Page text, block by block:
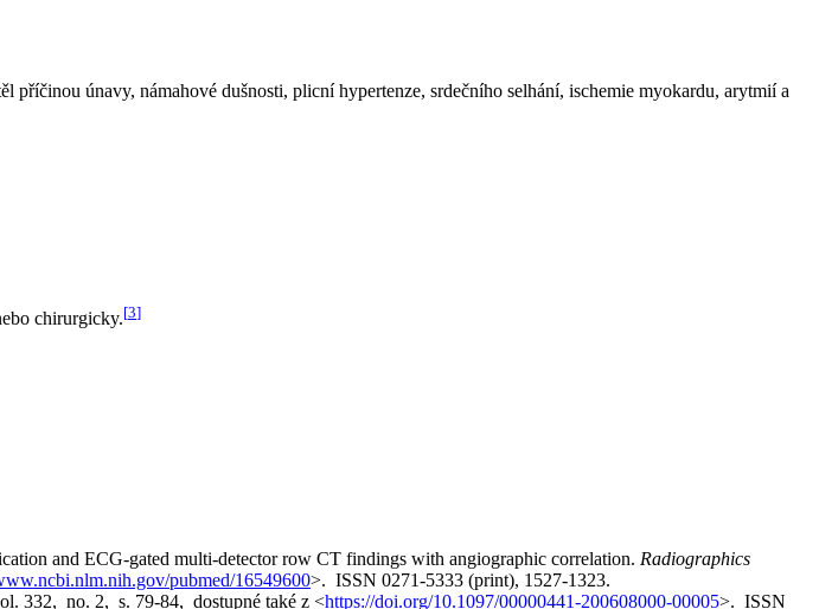
příčinou únavy, námahové dušnosti, plicní hypertenze, srdečního selhání, ischemie myokardu, arytmií a
chirurgicky.[3]
and ECG-gated multi-detector row CT findings with angiographic correlation. Radiographics
pubmed/16549600>. ISSN 0271-5333 (print), 1527-1323.
332, no. 2, s. 79-84, dostupné také z <https://doi.org/10.1097/00000441-200608000-00005>. ISSN